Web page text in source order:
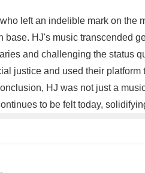
left an indelible mark on the
HJ's music transcended
and challenging the status
justice and used their
HJ was not just a
to be felt today,